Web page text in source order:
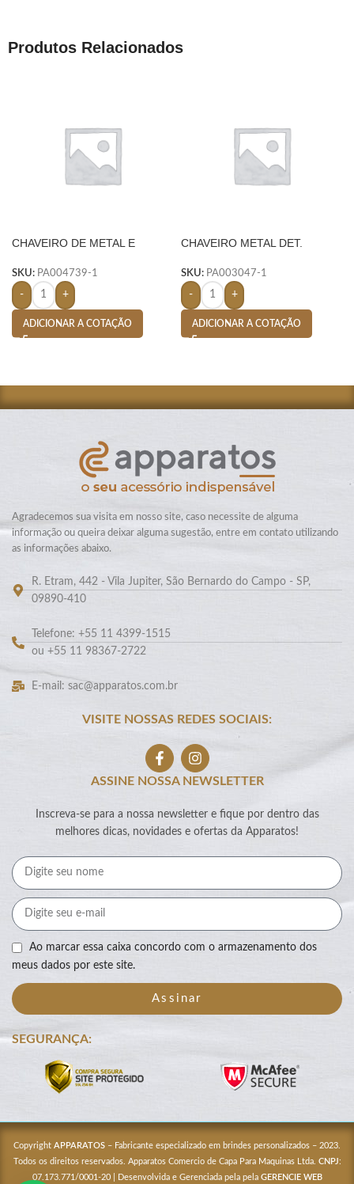
Produtos Relacionados
CHAVEIRO DE METAL E
PRETO
SKU: PA004739-1
- +
ADICIONAR A COTAÇÃO
CHAVEIRO METAL DET.
SKU: PA003047-1
- +
ADICIONAR A COTAÇÃO
Agradecemos sua visita em nosso site, caso necessite de alguma
informação ou queira deixar alguma sugestão, entre em contato utilizando
as informações abaixo.
R. Etram, 442 - Vila Jupiter, São Bernardo do Campo - SP,
09890-410
Telefone: +55 11 4399-1515
ou +55 11 98367-2722
E-mail: sac@apparatos.com.br
VISITE NOSSAS REDES SOCIAIS:
ASSINE NOSSA NEWSLETTER
Inscreva-se para a nossa newsletter e fique por dentro das
melhores dicas, novidades e ofertas da Apparatos!
Ao marcar essa caixa concordo com o armazenamento dos
meus dados por este site.
Assinar
SEGURANÇA:
Copyright APPARATOS – Fabricante especializado em brindes personalizados – 2023.
Todos os direitos reservados. Apparatos Comercio de Capa Para Maquinas Ltda. CNPJ:
07.173.771/0001-20 | Desenvolvida e Gerenciada pela pela GERENCIE WEB